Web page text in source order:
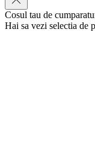
Cosul tau de
Hai sa vezi selectia de